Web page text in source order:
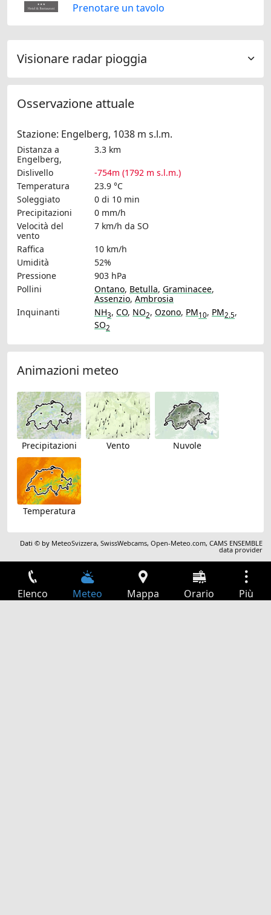
Prenotare un tavolo
Visionare radar pioggia
Osservazione attuale
Stazione: Engelberg, 1038 m s.l.m.
Distanza a
Engelberg,
3.3 km
Dislivello
-754m (1792 m s.l.m.)
Temperatura
23.9 °C
Soleggiato
0 di 10 min
Precipitazioni
0 mm/h
Velocità del
vento
7 km/h da SO
Raffica
10 km/h
Umidità
52%
Pressione
903 hPa
Pollini
Ontano, Betulla, Graminacee,
Assenzio, Ambrosia
Inquinanti
NH3, CO, NO2, Ozono, PM10, PM2.5,
SO2
Animazioni meteo
Precipitazioni Vento Nuvole
Temperatura
Dati © by MeteoSvizzera,SwissWebcams,Open-Meteo.com,CAMS ENSEMBLE
data provider
Elenco Meteo Mappa Orario Più